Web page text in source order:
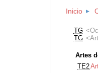
Inicio
TG
TG
Artes
TE2